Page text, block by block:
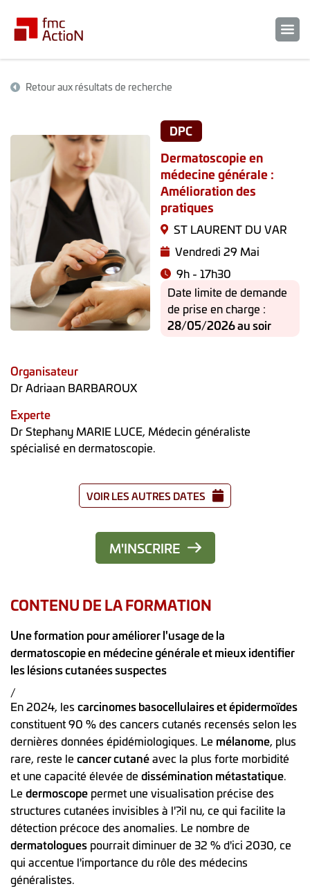
Retour aux résultats de recherche
DPC
Dermatoscopie en
médecine générale :
Amélioration des
pratiques
ST LAURENT DU VAR
Vendredi 29 Mai
9h - 17h30
Date limite de demande
de prise en charge :
28/05/2026 au soir
Organisateur
Dr Adriaan BARBAROUX
Experte
Dr Stephany MARIE LUCE, Médecin généraliste
spécialisé en dermatoscopie.
VOIR LES AUTRES DATES
M'INSCRIRE
CONTENU DE LA FORMATION
Une formation pour améliorer l'usage de la
dermatoscopie en médecine générale et mieux identifier
les lésions cutanées suspectes
/
En 2024, les carcinomes basocellulaires et épidermoïdes
constituent 90 % des cancers cutanés recensés selon les
dernières données épidémiologiques. Le mélanome, plus
rare, reste le cancer cutanéavec la plus forte morbidité
et une capacité élevée de dissémination métastatique.
Le dermoscope permet une visualisation précise des
structures cutanées invisibles à l'?il nu, ce qui facilite la
détection précoce des anomalies. Le nombre de
dermatologues pourrait diminuer de 32 % d'ici 2030, ce
qui accentue l'importance du rôle des médecins
généralistes.